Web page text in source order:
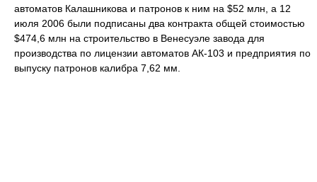
автоматов Калашникова и патронов к ним на $52 млн, а 12
июля 2006 были подписаны два контракта общей стоимостью
$474,6 млн на строительство в Венесуэле завода для
производства по лицензии автоматов АК-103 и предприятия по
выпуску патронов калибра 7,62 мм.